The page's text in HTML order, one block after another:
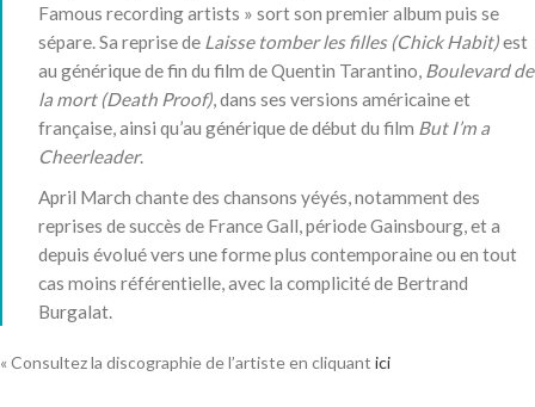
Famous recording artists » sort son premier album puis se
sépare. Sa reprise de Laisse tomber les filles (Chick Habit)est
au générique de fin du film de Quentin Tarantino, Boulevard de
la mort (Death Proof), dans ses versions américaine et
française, ainsi qu’au générique de début du film But I’m a
Cheerleader.
April March chante des chansons yéyés, notamment des
reprises de succès de France Gall, période Gainsbourg, et a
depuis évolué vers une forme plus contemporaine ou en tout
cas moins référentielle, avec la complicité de Bertrand
Burgalat.
« Consultez la discographie de l’artiste en cliquant ici